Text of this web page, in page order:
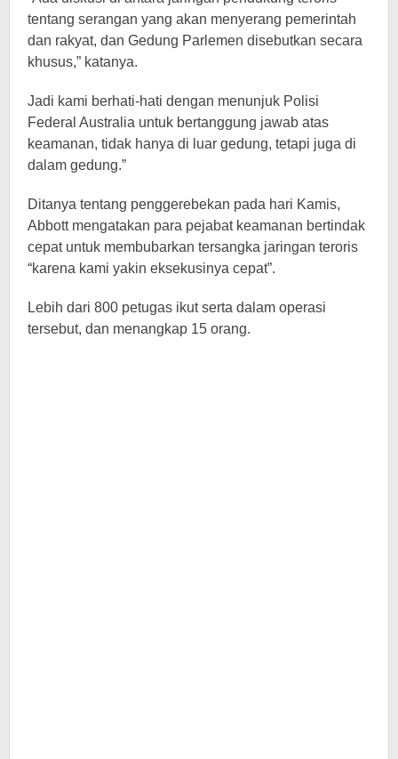
tentang serangan yang akan menyerang pemerintah
dan rakyat, dan Gedung Parlemen disebutkan secara
khusus,” katanya.
Jadi kami berhati-hati dengan menunjuk Polisi
Federal Australia untuk bertanggung jawab atas
keamanan, tidak hanya di luar gedung, tetapi juga di
dalam gedung.”
Ditanya tentang penggerebekan pada hari Kamis,
Abbott mengatakan para pejabat keamanan bertindak
cepat untuk membubarkan tersangka jaringan teroris
“karena kami yakin eksekusinya cepat”.
Lebih dari 800 petugas ikut serta dalam operasi
tersebut, dan menangkap 15 orang.